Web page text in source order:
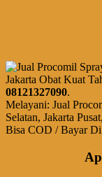
Jakarta Obat Kuat
08121327090.
Melayani: Jual
Selatan, Jakarta
Bisa COD / Bayar Di